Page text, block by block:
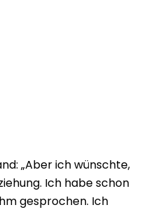
„Aber ich wünschte,
Ich habe schon
gesprochen. Ich